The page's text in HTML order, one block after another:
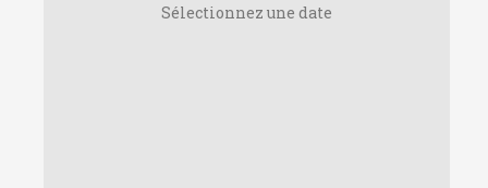
Sélectionnez une date